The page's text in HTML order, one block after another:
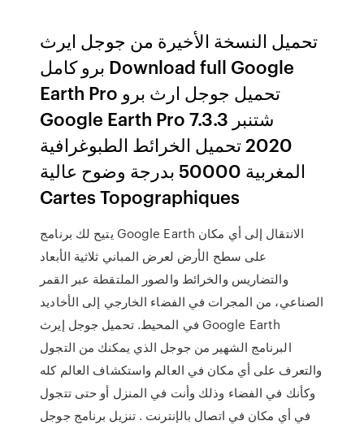
تحميل النسخة الأخيرة من جوجل ايرث
برو كامل Download full Google
Earth Pro تحميل جوجل ارث برو
Google Earth Pro 7.3.3 شتنبر
2020 تحميل الخرائط الطبوغرافية
المغربية 50000 بدرجة وضوح عالية
Cartes Topographiques
يتيح لك برنامج Google Earth الانتقال إلى أي مكان
على سطح الأرض لعرض المباني ثلاثية الأبعاد
والتضاريس والخرائط والصور الملتقطة عبر القمر
الصناعي، من المجرات في الفضاء الخارجي إلى الأخاديد
في المحيط. تحميل جوجل إيرث Google Earth
البرنامج الشهير من جوجل الذي يمكنك من التجول
والتعرف على أي مكان في العالم واستكشاف العالم كله
وكأنك في الفضاء وذلك وأنت في المنزل أو حتى تتجول
في أي مكان في اتصال بالإنترنت . تنزيل برنامج جوجل